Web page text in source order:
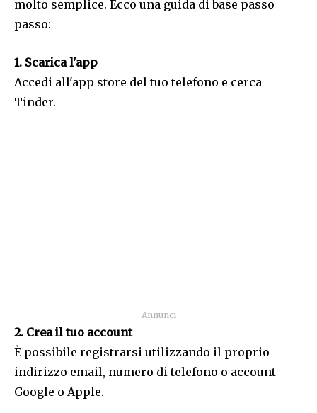
molto semplice. Ecco una guida di base passo
passo:
1. Scarica l'app
Accedi all'app store del tuo telefono e cerca
Tinder.
Annunci
2. Crea il tuo account
È possibile registrarsi utilizzando il proprio
indirizzo email, numero di telefono o account
Google o Apple.